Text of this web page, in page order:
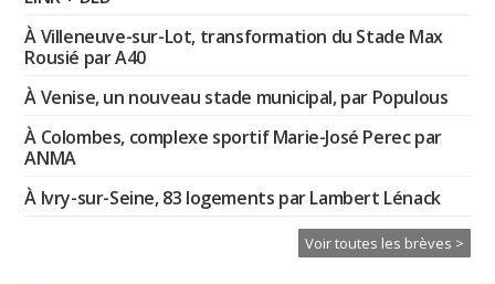
À Villeneuve-sur-Lot, transformation du Stade Max
Rousié par A40
À Venise, un nouveau stade municipal, par Populous
À Colombes, complexe sportif Marie-José Perec par
ANMA
À Ivry-sur-Seine, 83 logements par Lambert Lénack
Voir toutes les brèves >